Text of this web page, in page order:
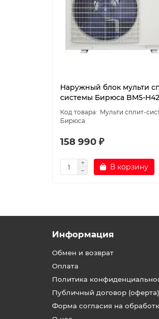
Наружный блок мульти
системы Бирюса BM5-
Мульти сплит-
Бирюса
158 990 ₽
В корзину
Информация
Обмен и возврат
Оплата
Политика
Публичный договор
Форма согласия на